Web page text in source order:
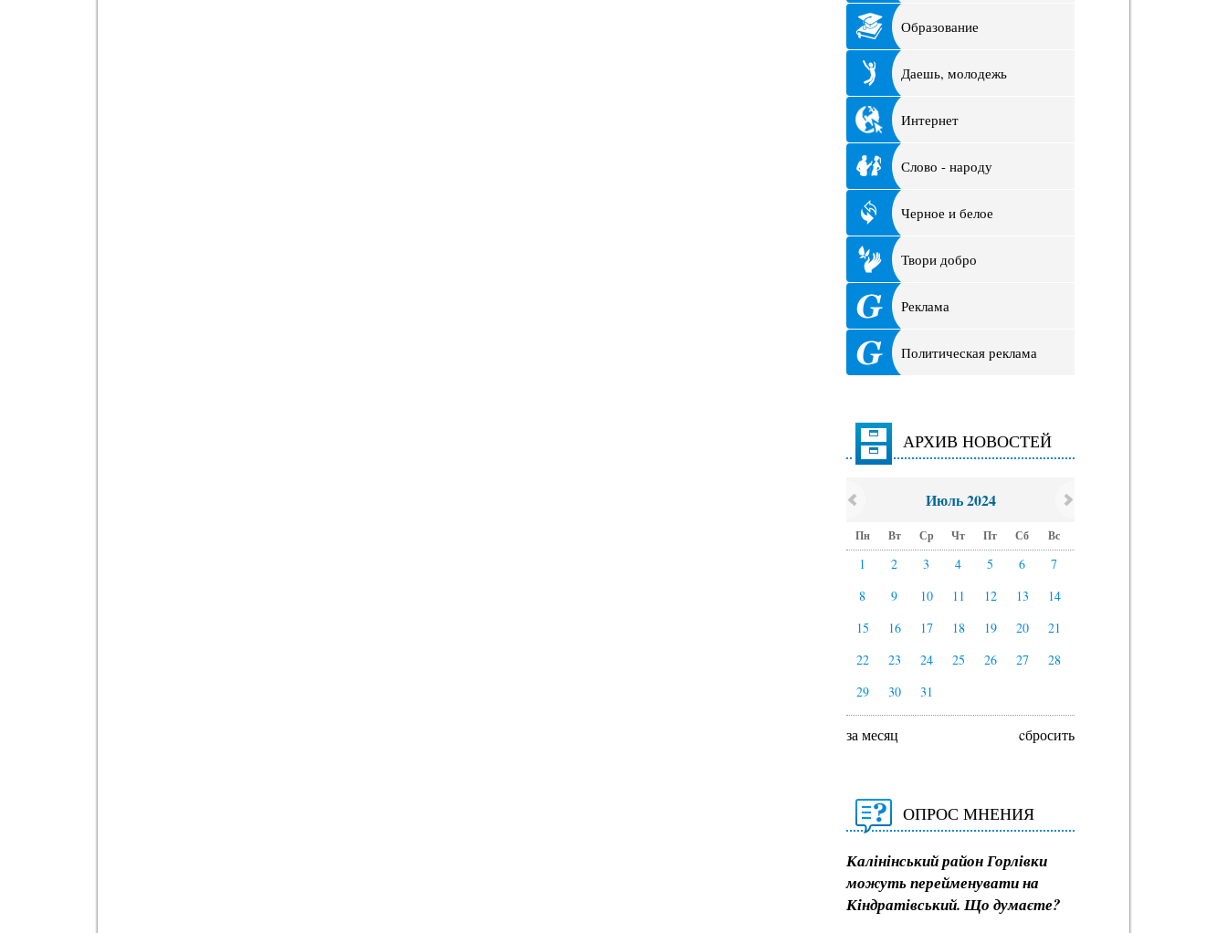
Образование
Даешь, молодежь
Интернет
Слово - народу
Черное и белое
Твори добро
Реклама
Политическая реклама
АРХИВ НОВОСТЕЙ
Июль 2024
Пн Вт Ср Чт Пт Сб Вс
1 2 3 4 5 6
7
8
9 10 11 12 13
14
15
16 17 18 19 20
21
22
23 24 25 26 27
28
29
30 31
за месяц cбросить
ОПРОС МНЕНИЯ
Калінінський район Горлівки
можуть перейменувати на
Кіндратівський. Що думаєте?